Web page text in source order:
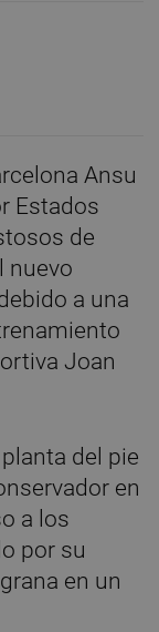
Ansu
Estados
de
nuevo
a una
Joan
del pie
en
a los
por su
en un